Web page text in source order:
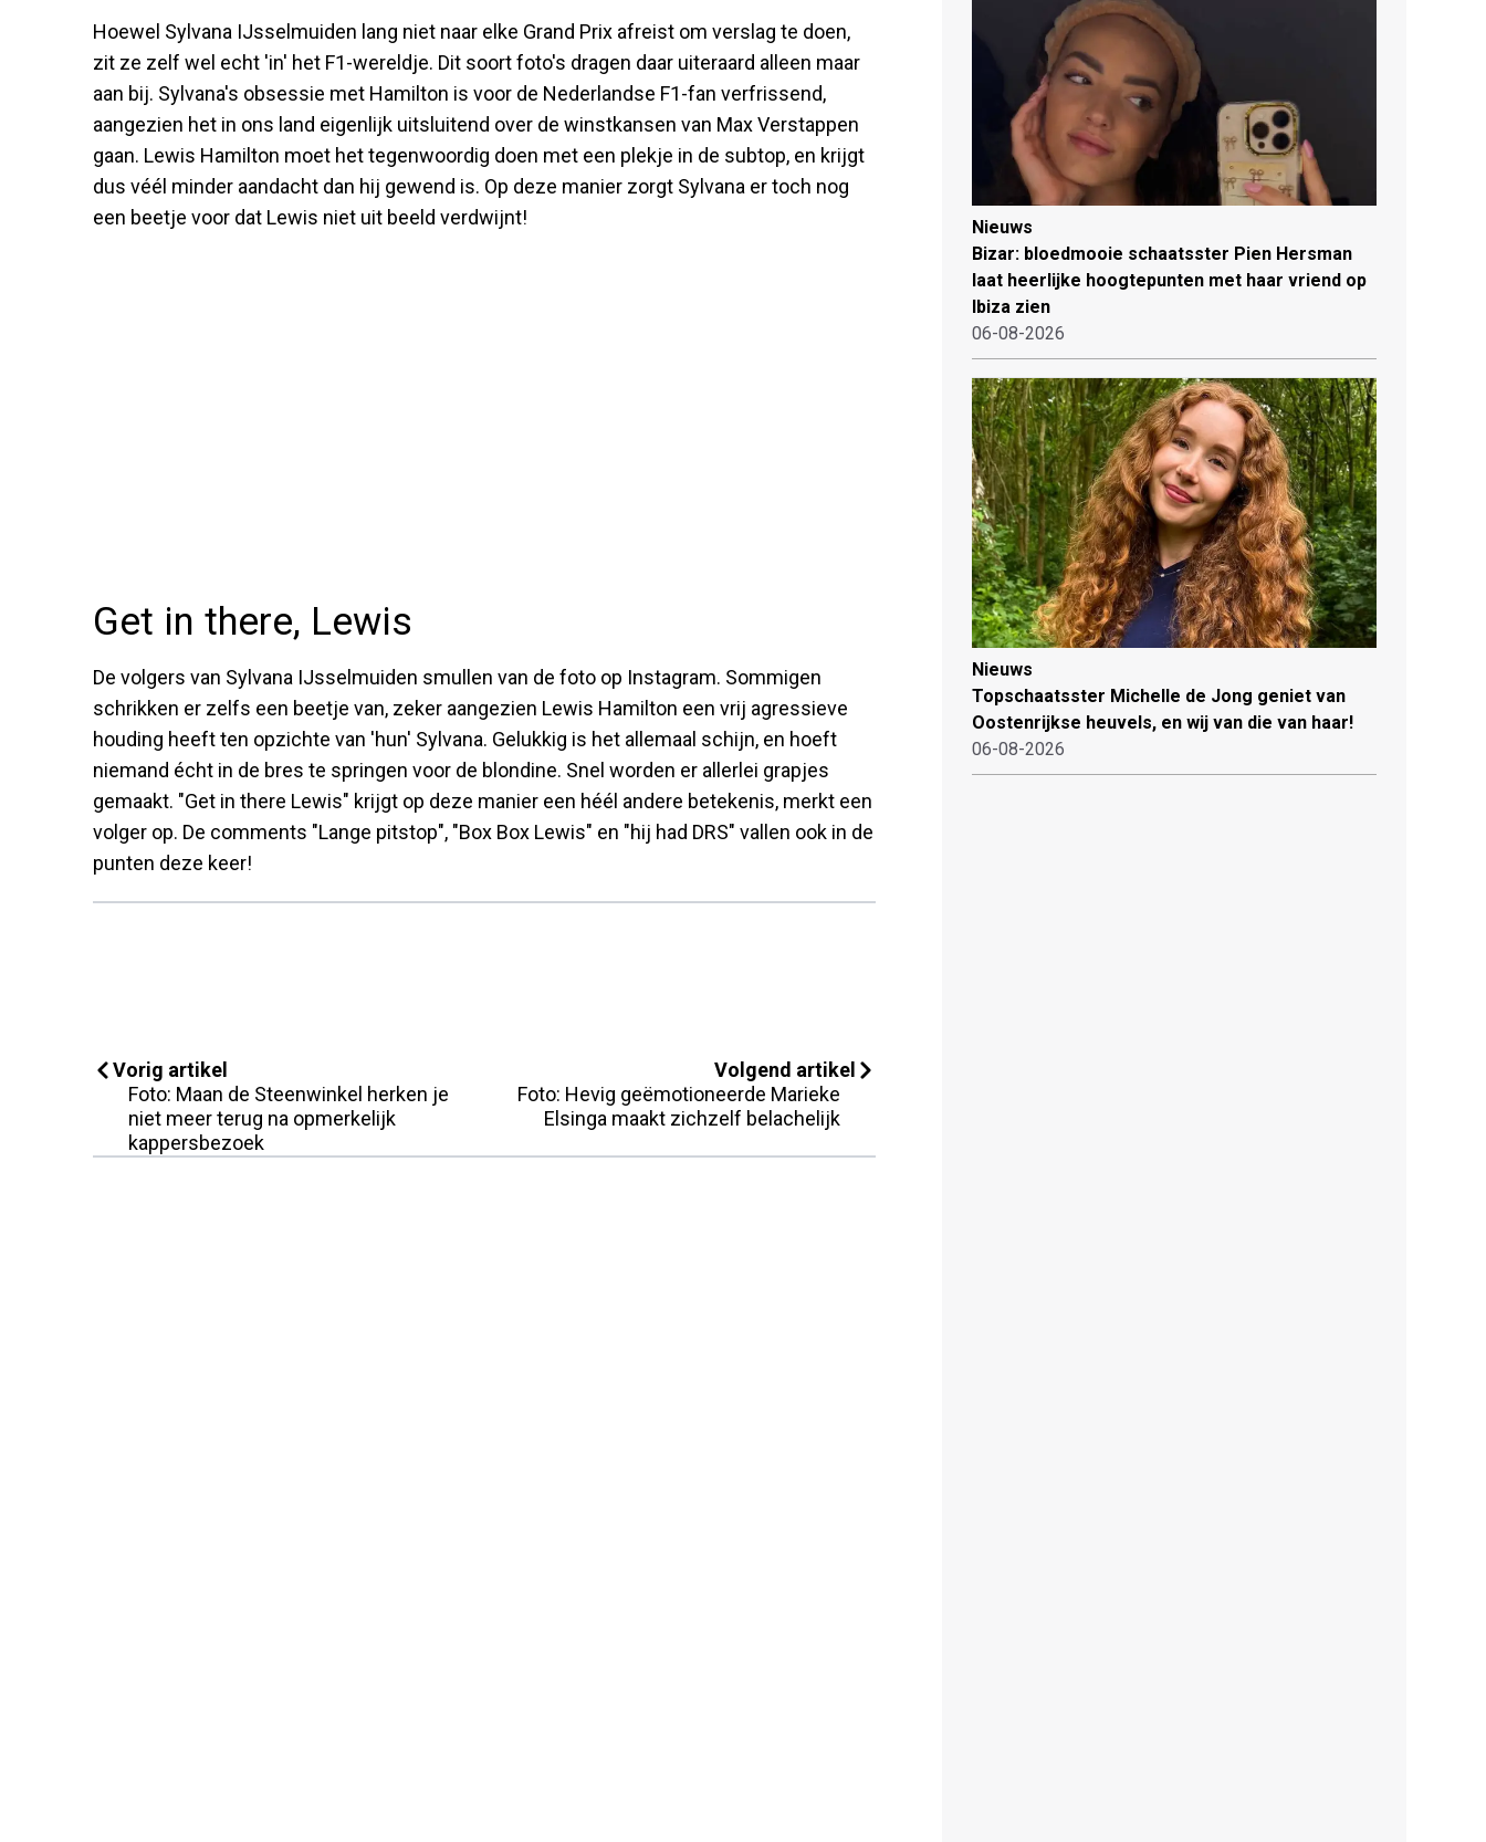
Hoewel Sylvana IJsselmuiden lang niet naar elke Grand Prix afreist om verslag te doen,
zit ze zelf wel echt 'in' het F1-wereldje. Dit soort foto's dragen daar uiteraard alleen maar
aan bij. Sylvana's obsessie met Hamilton is voor de Nederlandse F1-fan verfrissend,
aangezien het in ons land eigenlijk uitsluitend over de winstkansen van Max Verstappen
gaan. Lewis Hamilton moet het tegenwoordig doen met een plekje in de subtop, en krijgt
dus véél minder aandacht dan hij gewend is. Op deze manier zorgt Sylvana er toch nog
een beetje voor dat Lewis niet uit beeld verdwijnt!
Get in there, Lewis
De volgers van Sylvana IJsselmuiden smullen van de foto op Instagram. Sommigen
schrikken er zelfs een beetje van, zeker aangezien Lewis Hamilton een vrij agressieve
houding heeft ten opzichte van 'hun' Sylvana. Gelukkig is het allemaal schijn, en hoeft
niemand écht in de bres te springen voor de blondine. Snel worden er allerlei grapjes
gemaakt. "Get in there Lewis" krijgt op deze manier een héél andere betekenis, merkt een
volger op. De comments "Lange pitstop", "Box Box Lewis" en "hij had DRS" vallen ook in de
punten deze keer!
Vorig artikel
Foto: Maan de Steenwinkel herken je
niet meer terug na opmerkelijk
kappersbezoek
Volgend artikel
Foto: Hevig geëmotioneerde Marieke
Elsinga maakt zichzelf belachelijk
Nieuws
Bizar: bloedmooie schaatsster Pien Hersman
laat heerlijke hoogtepunten met haar vriend op
Ibiza zien
06-08-2026
Nieuws
Topschaatsster Michelle de Jong geniet van
Oostenrijkse heuvels, en wij van die van haar!
06-08-2026